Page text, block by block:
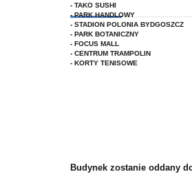
- TAKO SUSHI
- PARK HANDLOWY
- STADION POLONIA BYDGOSZCZ
- PARK BOTANICZNY
- FOCUS MALL
- CENTRUM TRAMPOLIN
- KORTY TENISOWE
Budynek zostanie oddany